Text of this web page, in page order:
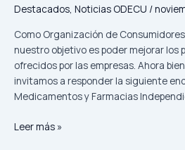
Destacados, Noticias ODECU /
Como Organización de
nuestro objetivo es poder mejorar los
ofrecidos por las empresas. Ahora
invitamos a responder la siguiente
Medicamentos y Farmacias
Leer más »